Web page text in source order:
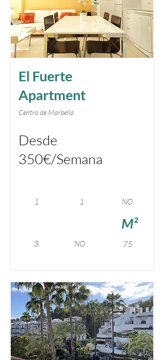
El Fuerte
Apartment
Centro de Marbella
Desde
350€/Semana
1
3
1
NO
NO
M²
75
Short term